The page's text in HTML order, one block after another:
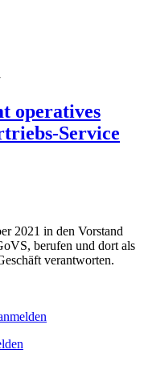
operatives
Service
2021 in den Vorstand
berufen und dort als
verantworten.